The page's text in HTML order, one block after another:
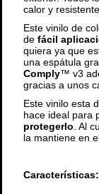
calor y
Este vinilo de
de fácil
quiera ya que
una espátula
Comply™ v3
gracias a unos
Este vinilo esta
hace ideal para
protegerlo . Al
la mantiene en
Características: